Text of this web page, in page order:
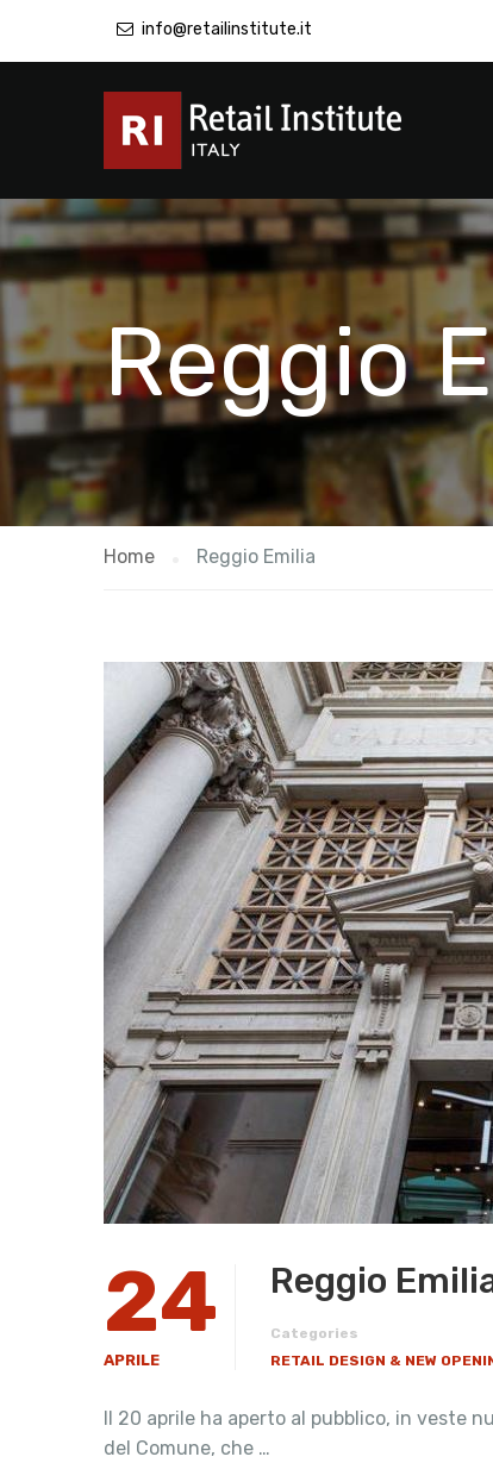
info@retailinstitute.it
Reggio
Home Reggio Emilia
24
APRILE
Reggio
Categories
RETAIL DESIGN & NEW
Il 20 aprile ha aperto al pubblico, in veste
del Comune, che …